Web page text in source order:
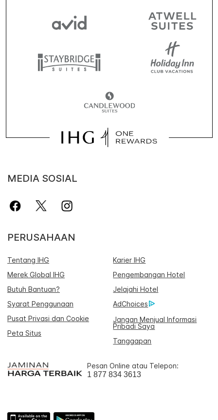
MEDIA SOSIAL
PERUSAHAAN
Tentang IHG
Karier IHG
Merek Global IHG
Pengembangan Hotel
Butuh Bantuan?
Jelajahi Hotel
Syarat Penggunaan
AdChoices
Pusat Privasi dan Cookie
Jangan Menjual Informasi
Pribadi Saya
Peta Situs
Tanggapan
Pesan Online atau Telepon:
1 877 834 3613